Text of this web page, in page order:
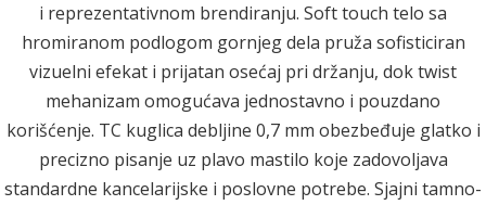
i reprezentativnom brendiranju. Soft touch telo sa
hromiranom podlogom gornjeg dela pruža sofisticiran
vizuelni efekat i prijatan osećaj pri držanju, dok twist
mehanizam omogućava jednostavno i pouzdano
korišćenje. TC kuglica debljine 0,7 mm obezbeđuje glatko i
precizno pisanje uz plavo mastilo koje zadovoljava
standardne kancelarijske i poslovne potrebe. Sjajni tamno-